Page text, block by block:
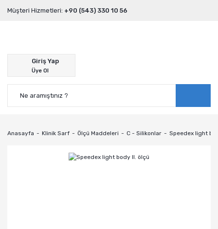
Müşteri Hizmetleri: +90 (543) 330 10 56
Giriş Yap
Üye Ol
Anasayfa Klinik Sarf Ölçü Maddeleri C - Silikonlar Speedex light